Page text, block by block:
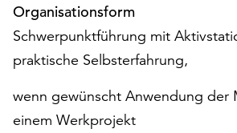
Möchten
Sie
die
verwendeten
anpassen,
erreichen
Organisationsform
Schwerpunktführung mit
praktische Selbsterfahrung,
wenn gewünscht Anwendung der
einem Werkprojekt